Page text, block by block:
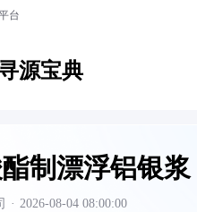
台
源宝典
制漂浮铝银浆
· 2026-08-04 08:00:00